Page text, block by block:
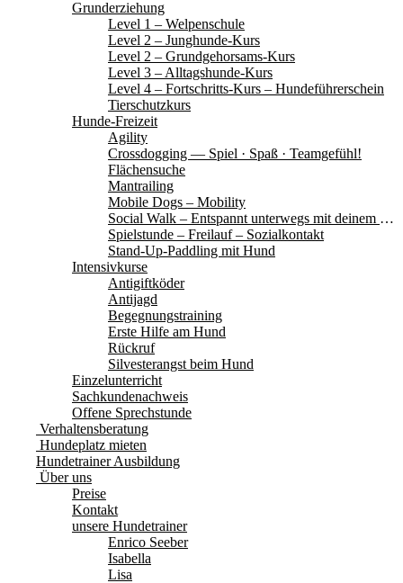
Grunderziehung
Level 1 – Welpenschule
Level 2 – Junghunde-Kurs
Level 2 – Grundgehorsams-Kurs
Level 3 – Alltagshunde-Kurs
Level 4 – Fortschritts-Kurs – Hundeführerschein
Tierschutzkurs
Hunde-Freizeit
Agility
Crossdogging — Spiel · Spaß · Teamgefühl!
Flächensuche
Mantrailing
Mobile Dogs – Mobility
Social Walk – Entspannt unterwegs mit deinem Hund
Spielstunde – Freilauf – Sozialkontakt
Stand-Up-Paddling mit Hund
Intensivkurse
Antigiftköder
Antijagd
Begegnungstraining
Erste Hilfe am Hund
Rückruf
Silvesterangst beim Hund
Einzelunterricht
Sachkundenachweis
Offene Sprechstunde
Verhaltensberatung
Hundeplatz mieten
Hundetrainer Ausbildung
Über uns
Preise
Kontakt
unsere Hundetrainer
Enrico Seeber
Isabella
Lisa